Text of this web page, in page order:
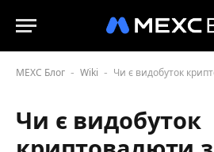
MEXC Блог - Wiki - Чи є видобуток
Чи є видобуток